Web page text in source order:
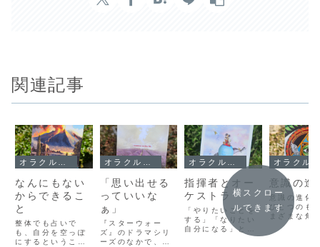
関連記事
オラクルメッセージ
なんにもない
からできるこ
と
整体でも占いで
も、自分を空っぽ
にするということ
オラクルメッセージ
「思い出せる
っていいな
ぁ」
『スターウォー
ズ』のドラマシリ
ーズのなかで、記
オラクルメッセージ
指揮者とオー
ケストラ
「やりたいことを
する」「なりたい
自分になる」とい
ったとき、つい未
意識の進
意識の進化
ひとつのも
まざまな角
みることが
ようになる
横スクロー
ルできます